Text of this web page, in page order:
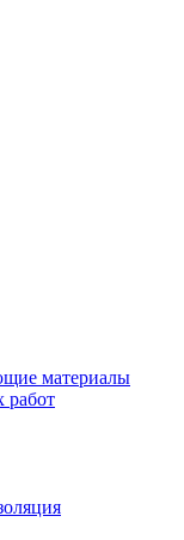
материалы
работ